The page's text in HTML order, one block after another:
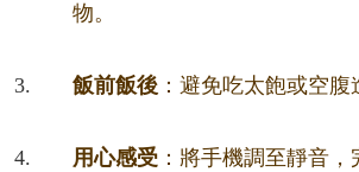
物。
飯前飯後 ：避免吃太飽或空腹
用心感受 ：將手機調至靜音